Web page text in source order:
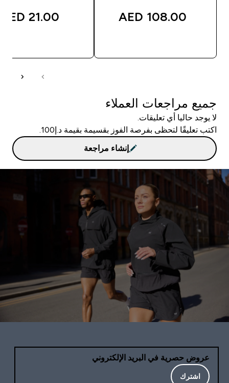
108.00 AED‎
21.00 AED‎
جميع مراجعات العملاء
لا يوجد حاليا أي تعليقات.
اكتب تعليقًا لتحظى بفرصة الفوز بقسيمة بقيمة د.إ100.
إنشاء مراجعة
عروض حصرية في البريد الإلكتروني
اشترك